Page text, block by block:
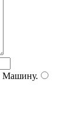
Машину.